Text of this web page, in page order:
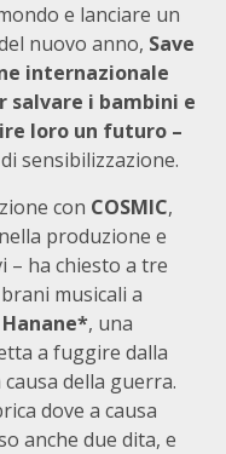
e lanciare un
nuovo anno, Save
internazionale
salvare i bambini e
loro un futuro –
sensibilizzazione.
con COSMIC,
produzione e
– ha chiesto a tre
musicali a
Hanane*, una
a fuggire dalla
della guerra.
dove a causa
anche due dita, e